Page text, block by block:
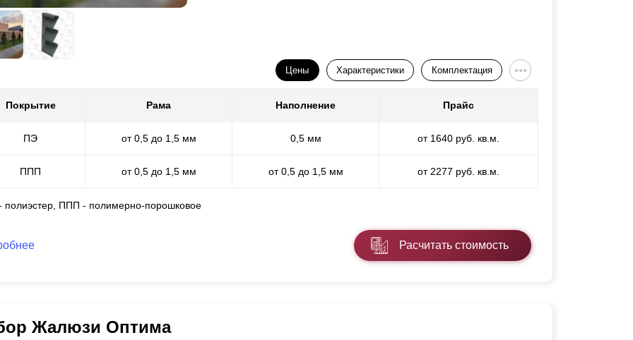
Цены Характеристики Комплектация
Покрытие Рама Наполнение Прайс
ПЭ от 0,5 до 1,5 мм 0,5 мм от 1640 руб. кв.м.
ППП от 0,5 до 1,5 мм от 0,5 до 1,5 мм от 2277 руб. кв.м.
полиэстер, ППП - полимерно-порошковое
Расчитать стоимость
Жалюзи Оптима